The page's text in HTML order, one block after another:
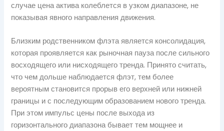
случае цена актива колеблется в узком диапазоне, не
показывая явного направления движения.
Близким родственником флэта является консолидация,
которая проявляется как рыночная пауза после сильного
восходящего или нисходящего тренда. Принято считать,
что чем дольше наблюдается флэт, тем более
вероятным становится прорыв его верхней или нижней
границы и с последующим образованием нового тренда.
При этом импульс цены после выхода из
горизонтального диапазона бывает тем мощнее и